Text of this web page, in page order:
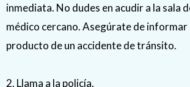
inmediata. No dudes en acudir a la sala
médico cercano. Asegúrate de
producto de un accidente de tránsito.
2. Llama a la policía.